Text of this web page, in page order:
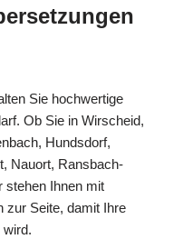
Sie hochwertige
Ob Sie in Wirscheid,
Hundsdorf,
Nauort, Ransbach-
stehen Ihnen mit
zur Seite, damit Ihre
wird.